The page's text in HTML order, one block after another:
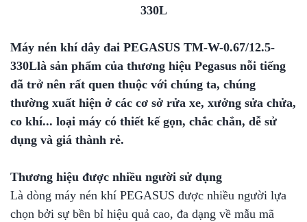
330L
Máy nén khí dây đai PEGASUS TM-W-0.67/12.5-
330Llà sản phẩm của thương hiệu Pegasus nỗi tiếng
đã trở nên rất quen thuộc với chúng ta, chúng
thường xuất hiện ở các cơ sở rửa xe, xưởng sửa chửa,
co khí... loại máy có thiết kế gọn, chắc chắn, dễ sử
dụng và giá thành rẻ.
Thương hiệu được nhiều người sử dụng
Là dòng máy nén khí PEGASUS được nhiều người lựa
chọn bởi sự bền bỉ hiệu quả cao, đa dạng về mẫu mã